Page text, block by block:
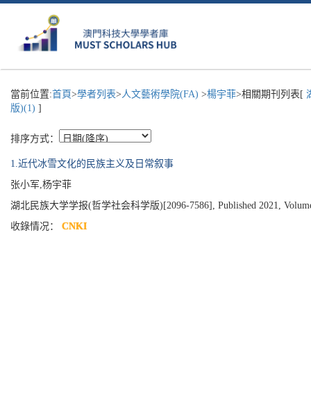
當前位置:首頁>學者列表>人文藝術學院(FA) >楊宇菲>相關期刊列表[
版)(1) ]
排序方式：
1.近代冰雪文化的民族主义及日常叙事
张小军,杨宇菲
湖北民族大学学报(哲学社会科学版)[2096-7586], Published 2021,
收錄情况： CNKI